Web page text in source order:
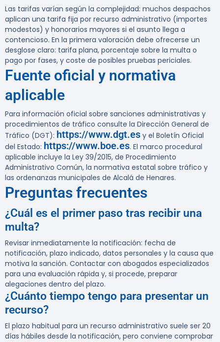
Las tarifas varían según la complejidad: muchos despachos
aplican una tarifa fija por recurso administrativo (importes
modestos) y honorarios mayores si el asunto llega a
contencioso. En la primera valoración debe ofrecerse un
desglose claro: tarifa plana, porcentaje sobre la multa o
pago por fases, y coste de posibles pruebas periciales.
Fuente oficial y normativa
aplicable
Para información oficial sobre sanciones administrativas y
procedimientos de tráfico consulte la Dirección General de
Tráfico (DGT): https://www.dgt.es y el Boletín Oficial
del Estado: https://www.boe.es. El marco procedural
aplicable incluye la Ley 39/2015, de Procedimiento
Administrativo Común, la normativa estatal sobre tráfico y
las ordenanzas municipales de Alcalá de Henares.
Preguntas frecuentes
¿Cuál es el primer paso tras recibir una
multa?
Revisar inmediatamente la notificación: fecha de
notificación, plazo indicado, datos personales y la causa que
motiva la sanción. Contactar con abogados especializados
para una evaluación rápida y, si procede, preparar
alegaciones dentro del plazo.
¿Cuánto tiempo tengo para presentar un
recurso?
El plazo habitual para un recurso administrativo suele ser 20
días hábiles desde la notificación, pero conviene comprobar